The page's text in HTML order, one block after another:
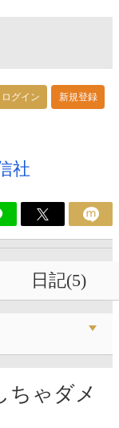
ログイン 新規登録
社
日記(5)
ちゃダメ